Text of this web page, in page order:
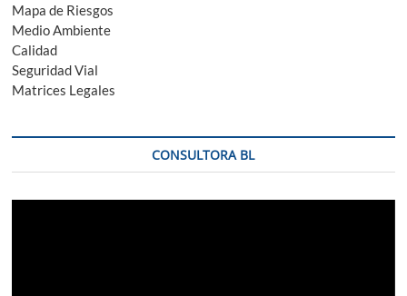
Mapa de Riesgos
Medio Ambiente
Calidad
Seguridad Vial
Matrices Legales
CONSULTORA BL